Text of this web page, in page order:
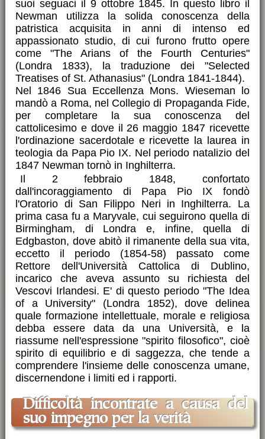
suoi seguaci il 9 ottobre 1845. In questo libro il
Newman utilizza la solida conoscenza della
patristica acquisita in anni di intenso ed
appassionato studio, di cui furono frutto opere
come "The Arians of the Fourth Centuries"
(Londra 1833), la traduzione dei "Selected
Treatises of St. Athanasius" (Londra 1841-1844).
Nel 1846 Sua Eccellenza Mons. Wieseman lo
mandò a Roma, nel Collegio di Propaganda Fide,
per completare la sua conoscenza del
cattolicesimo e dove il 26 maggio 1847 ricevette
l'ordinazione sacerdotale e ricevette la laurea in
teologia da Papa Pio IX. Nel periodo natalizio del
1847 Newman tornò in Inghilterra.
Il 2 febbraio 1848, confortato
dall'incoraggiamento di Papa Pio IX fondò
l'Oratorio di San Filippo Neri in Inghilterra. La
prima casa fu a Maryvale, cui seguirono quella di
Birmingham, di Londra e, infine, quella di
Edgbaston, dove abitò il rimanente della sua vita,
eccetto il periodo (1854-58) passato come
Rettore dell'Università Cattolica di Dublino,
incarico che aveva assunto su richiesta del
Vescovi Irlandesi. E' di questo periodo "The Idea
of a University" (Londra 1852), dove delinea
quale formazione intellettuale, morale e religiosa
debba essere data da una Università, e la
riassume nell'espressione "spirito filosofico", cioè
spirito di equilibrio e di saggezza, che tende a
comprendere l'insieme delle conoscenza umane,
discernendone i limiti ed i rapporti.
Difficoltà incontrate a causa del
suo impegno per la verità